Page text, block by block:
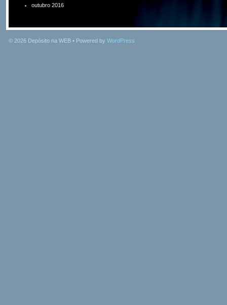
outubro 2016
© 2026 Depósito na WEB • Powered by WordPress